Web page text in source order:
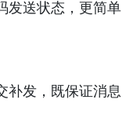
发送状态，更简单
补发，既保证消息